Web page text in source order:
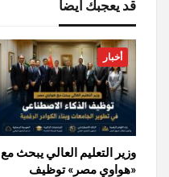
قد يعجبك ايضا
أخبار
وزير التعليم العالي يبحث مع
«هواوي مصر» توظيف